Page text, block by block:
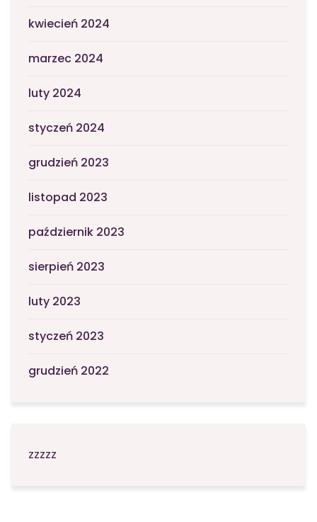
kwiecień 2024
marzec 2024
luty 2024
styczeń 2024
grudzień 2023
listopad 2023
październik 2023
sierpień 2023
luty 2023
styczeń 2023
grudzień 2022
zzzzz